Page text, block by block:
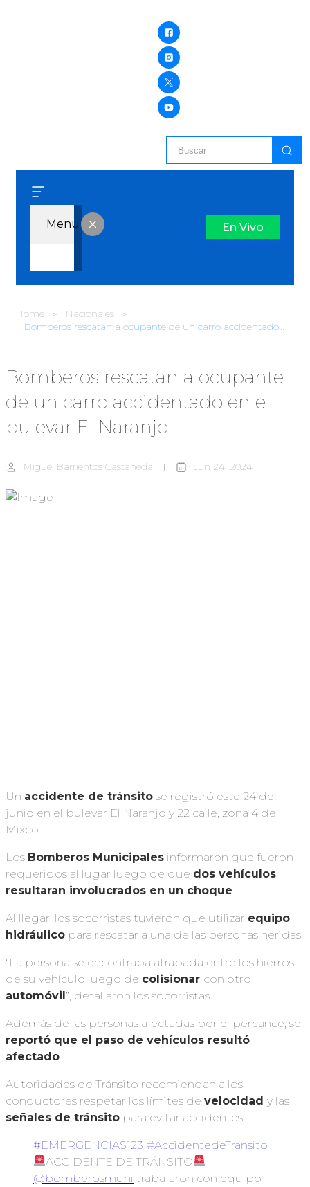
Menu En Vivo
Home
Nacionales
Bomberos rescatan a ocupante de un carro accidentado en el bulevar El Naranjo
Bomberos rescatan a ocupante
de un carro accidentado en el
bulevar El Naranjo
Miguel Barrientos Castañeda Jun 24, 2024
Un accidente de tránsito se registró este 24 de
junio en el bulevar El Naranjo y 22 calle, zona 4 de
Mixco.
Los Bomberos Municipales informaron que fueron
requeridos al lugar luego de que dos vehículos
resultaran involucrados en un choque.
Al llegar, los socorristas tuvieron que utilizar equipo
hidráulico para rescatar a una de las personas heridas.
“La persona se encontraba atrapada entre los hierros
de su vehículo luego de colisionar con otro
automóvil”, detallaron los socorristas.
Además de las personas afectadas por el percance, se
reportó que el paso de vehículos resultó
afectado.
Autoridades de Tránsito recomiendan a los
conductores respetar los límites de velocidad y las
señales de tránsito para evitar accidentes.
#EMERGENCIAS123|#AccidentedeTransito
ACCIDENTE DE TRÁNSITO
@bomberosmuni trabajaron con equipo